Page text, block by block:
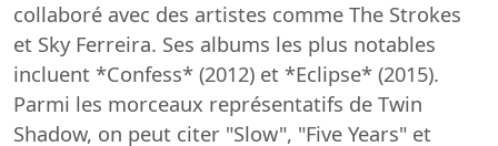
collaboré avec des artistes comme The Strokes
et Sky Ferreira. Ses albums les plus notables
incluent *Confess* (2012) et *Eclipse* (2015).
Parmi les morceaux représentatifs de Twin
Shadow, on peut citer "Slow", "Five Years" et